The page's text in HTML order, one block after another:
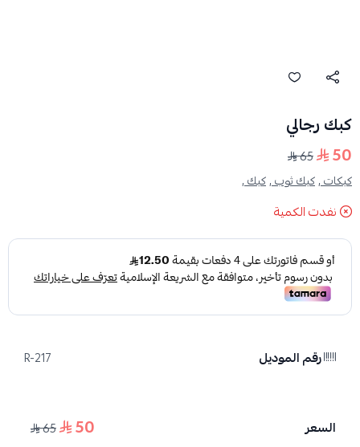
كبك رجالي
50
65
كبكات ,كبك ثوب ,كبك ,
نفدت الكمية
رقم الموديل R-217
السعر 50
65